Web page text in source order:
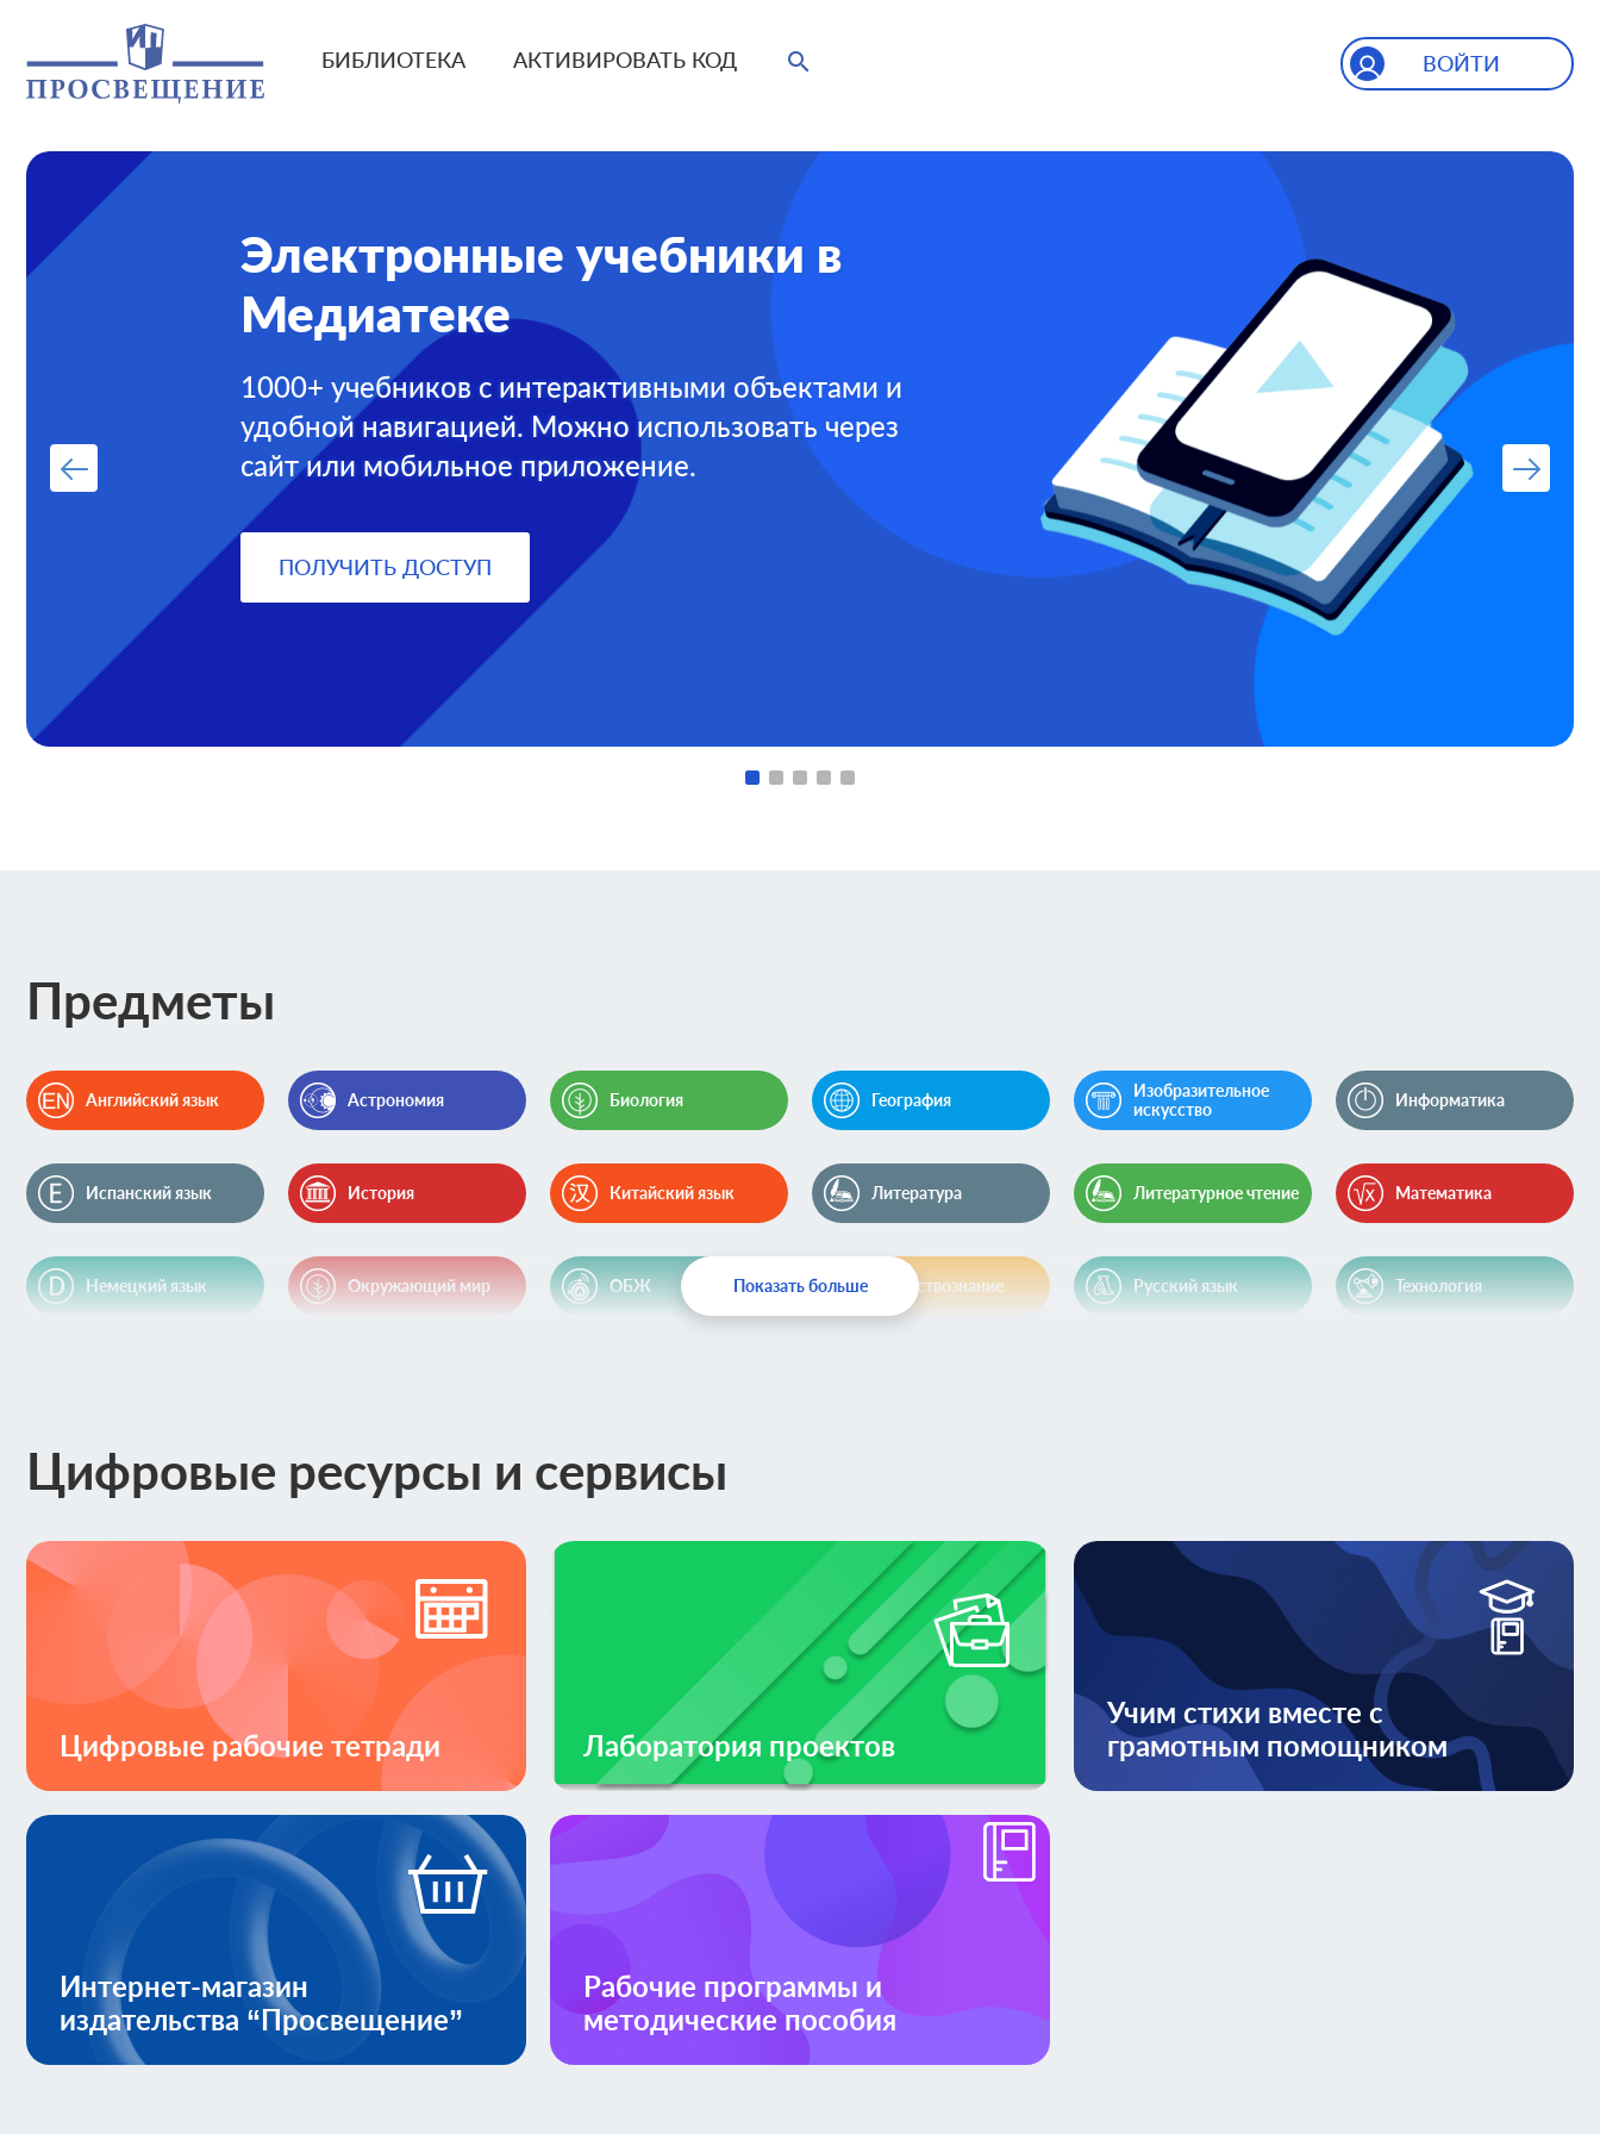
БИБЛИОТЕКА АКТИВИРОВАТЬ КОД search ВОЙТИ
Электронные учебники в
Медиатеке
1000+ учебников с интерактивными объектами и
удобной навигацией. Можно использовать через
сайт или мобильное приложение.
ПОЛУЧИТЬ ДОСТУП
Предметы
Английский язык Астрономия Биология География
Изобразительное
искусство
Информатика
Испанский язык История Китайский язык Литература Литературное чтение Математика
Немецкий язык Окружающий мир ОБЖ Обществознание Русский язык Технология
Показать больше
Цифровые ресурсы и сервисы
Цифровые рабочие тетради Лаборатория проектов
Учим стихи вместе с
грамотным помощником
Интернет-магазин
издательства “Просвещение”
Рабочие программы и
методические пособия